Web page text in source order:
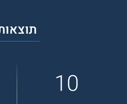
תוצאות
10